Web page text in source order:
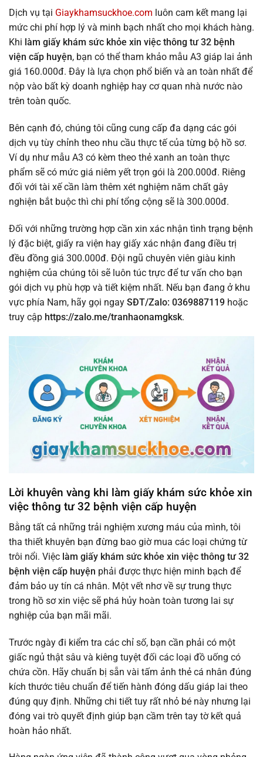
Dịch vụ tại Giaykhamsuckhoe.com luôn cam kết mang lại
mức chi phí hợp lý và minh bạch nhất cho mọi khách hàng.
Khi làm giấy khám sức khỏe xin việc thông tư 32 bệnh
viện cấp huyện, bạn có thể tham khảo mẫu A3 giáp lai ảnh
giá 160.000đ. Đây là lựa chọn phổ biến và an toàn nhất để
nộp vào bất kỳ doanh nghiệp hay cơ quan nhà nước nào
trên toàn quốc.
Bên cạnh đó, chúng tôi cũng cung cấp đa dạng các gói
dịch vụ tùy chỉnh theo nhu cầu thực tế của từng bộ hồ sơ.
Ví dụ như mẫu A3 có kèm theo thẻ xanh an toàn thực
phẩm sẽ có mức giá niêm yết trọn gói là 200.000đ. Riêng
đối với tài xế cần làm thêm xét nghiệm năm chất gây
nghiện bắt buộc thì chi phí tổng cộng sẽ là 300.000đ.
Đối với những trường hợp cần xin xác nhận tình trạng bệnh
lý đặc biệt, giấy ra viện hay giấy xác nhận đang điều trị
đều đồng giá 300.000đ. Đội ngũ chuyên viên giàu kinh
nghiệm của chúng tôi sẽ luôn túc trực để tư vấn cho bạn
gói dịch vụ phù hợp và tiết kiệm nhất. Nếu bạn đang ở khu
vực phía Nam, hãy gọi ngay SĐT/Zalo: 0369887119 hoặc
truy cập https://zalo.me/tranhaonamgksk.
Lời khuyên vàng khi làm giấy khám sức khỏe xin
việc thông tư 32 bệnh viện cấp huyện
Bằng tất cả những trải nghiệm xương máu của mình, tôi
tha thiết khuyên bạn đừng bao giờ mua các loại chứng từ
trôi nổi. Việc làm giấy khám sức khỏe xin việc thông tư 32
bệnh viện cấp huyện phải được thực hiện minh bạch để
đảm bảo uy tín cá nhân. Một vết nhơ về sự trung thực
trong hồ sơ xin việc sẽ phá hủy hoàn toàn tương lai sự
nghiệp của bạn mãi mãi.
Trước ngày đi kiểm tra các chỉ số, bạn cần phải có một
giấc ngủ thật sâu và kiêng tuyệt đối các loại đồ uống có
chứa cồn. Hãy chuẩn bị sẵn vài tấm ảnh thẻ cá nhân đúng
kích thước tiêu chuẩn để tiến hành đóng dấu giáp lai theo
đúng quy định. Những chi tiết tuy rất nhỏ bé này nhưng lại
đóng vai trò quyết định giúp bạn cầm trên tay tờ kết quả
hoàn hảo nhất.